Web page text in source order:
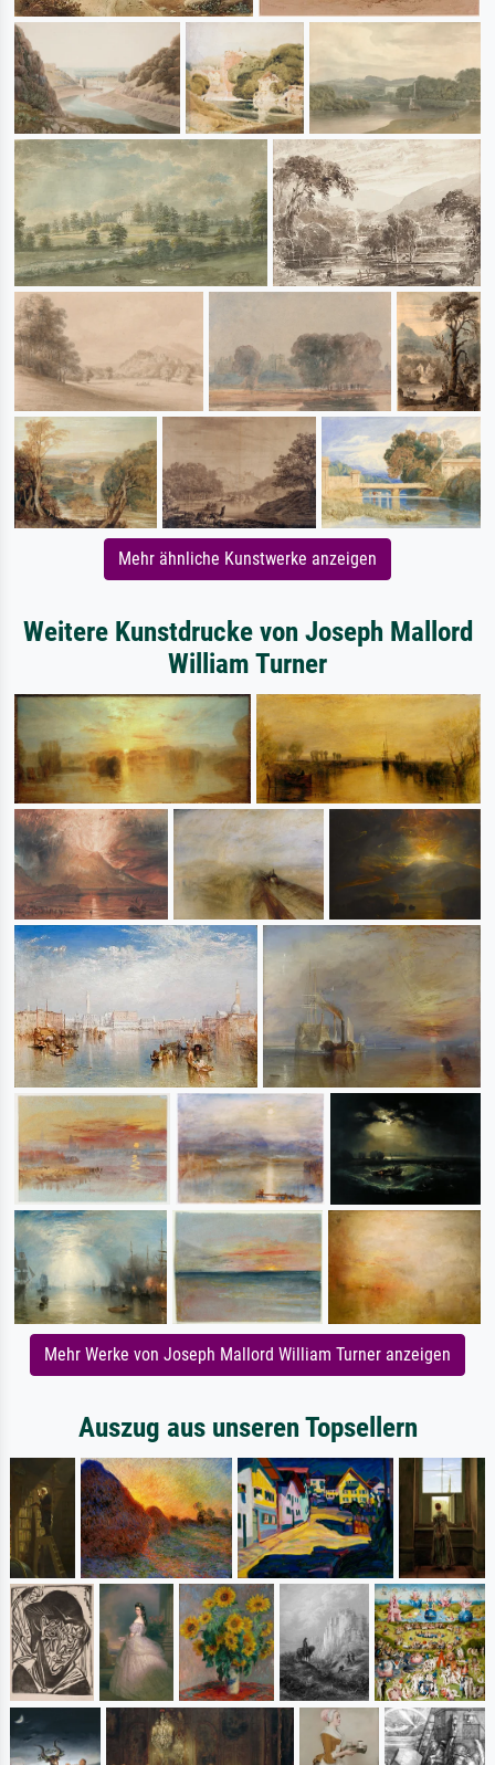
Mehr ähnliche Kunstwerke anzeigen
Weitere Kunstdrucke von Joseph Mallord
William Turner
Mehr Werke von Joseph Mallord William Turner anzeigen
Auszug aus unseren Topsellern